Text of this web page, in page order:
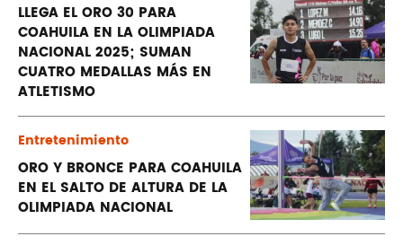
LLEGA EL ORO 30 PARA
COAHUILA EN LA OLIMPIADA
NACIONAL 2025; SUMAN
CUATRO MEDALLAS MÁS EN
ATLETISMO
Entretenimiento
ORO Y BRONCE PARA COAHUILA
EN EL SALTO DE ALTURA DE LA
OLIMPIADA NACIONAL